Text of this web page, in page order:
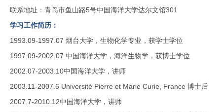
联系地址：青岛市鱼山路5号中国海洋大学达尔文馆301
学习工作简历：
1993.09-1997.07 烟台大学，生物化学专业，获学士学位
1997.09-2002.07 中国海洋大学，海洋生物学，获博士学位
2002.07-2003.10中国海洋大学，讲师
2003.11-2007.6 Université Pierre et Marie Curie, France 博士后
2007.7-2010.12中国海洋大学，讲师